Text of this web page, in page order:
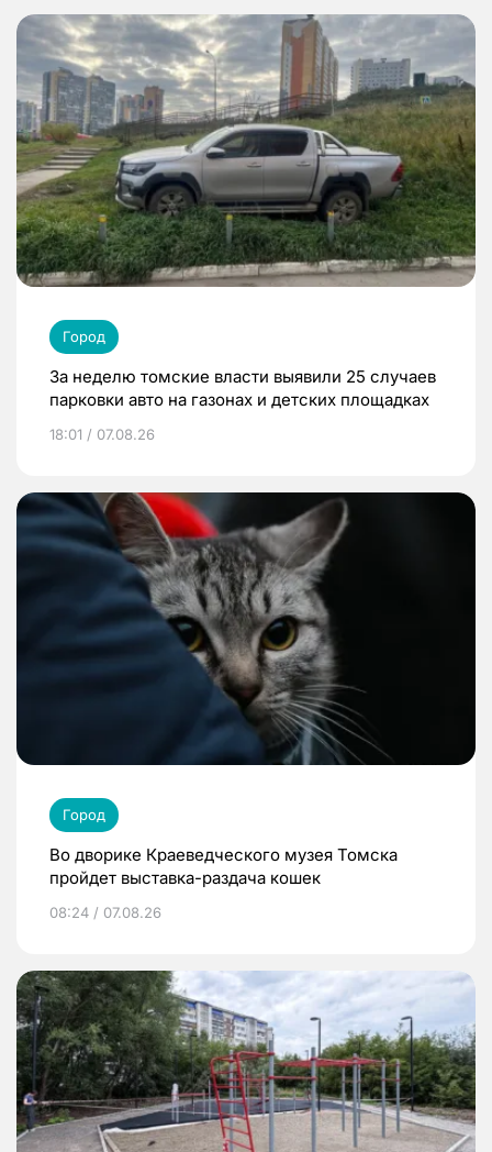
Город
За неделю томские власти выявили 25 случаев
парковки авто на газонах и детских площадках
18:01 / 07.08.26
Город
Во дворике Краеведческого музея Томска
пройдет выставка-раздача кошек
08:24 / 07.08.26